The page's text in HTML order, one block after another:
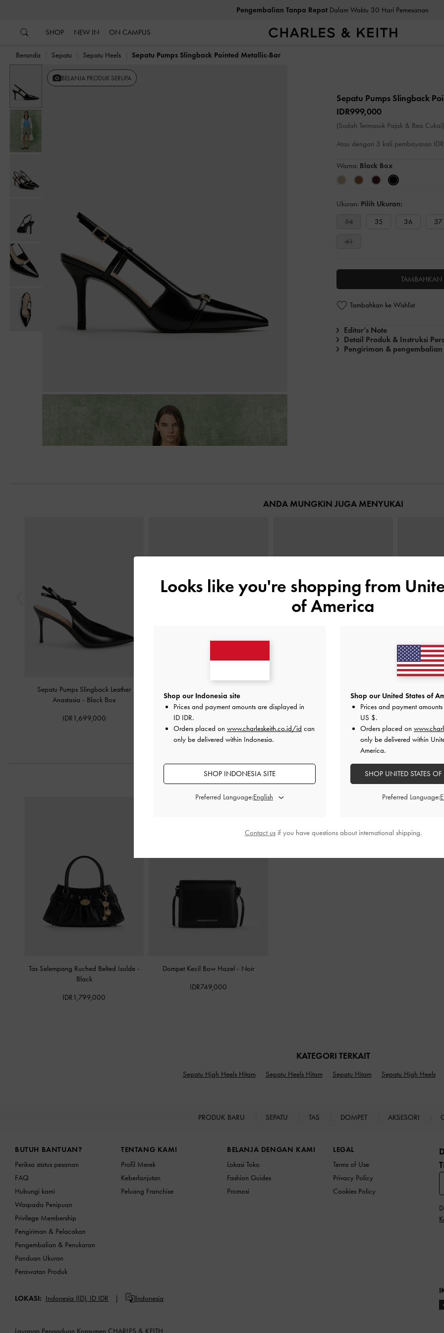
Pengembalian Tanpa RepotDalam Waktu 30 Hari Pemesanan
SHOP NEW IN ON CAMPUS
Beranda Sepatu Sepatu Heels Sepatu Pumps Slingback Pointed Metallic-Bar
BELANJA PRODUK SERUPA
Sepatu Pumps Slingback
IDR999,000
(Sudah Termasuk Pajak & Bea Cukai)
Atau dengan 3 kali pembayaran
Warna: Black Box
Ukuran: Pilih Ukuran:
34
35 36 37
41
TAMBAHKAN
Tambahkan ke Wishlist
Editor’s Note
Detail Produk & Instruksi
Pengiriman & pengembalian
ANDA MUNGKIN JUGA MENYUKAI
Sepatu Pumps Slingback Leather
Anastasia - Black Box
IDR1,699,000
Black Box
IDR1,699,000
PADUKAN DENGAN
Tas Selempang Ruched Belted Isolde -
Black
IDR1,799,000
Dompet Kecil Bow Hazel - Noir
IDR749,000
KATEGORI TERKAIT
Sepatu High Heels Hitam Sepatu Heels Hitam Sepatu Hitam Sepatu High Heels
PRODUK BARU SEPATU TAS DOMPET AKSESORI
BUTUH BANTUAN?
Periksa status pesanan
FAQ
Hubungi kami
Waspada Penipuan
Privilege Membership
Pengiriman & Pelacakan
Pengembalian & Penukaran
Panduan Ukuran
Perawatan Produk
TENTANG KAMI
Profil Merek
Keberlanjutan
Peluang Franchise
BELANJA DENGAN KAMI
Lokasi Toko
Fashion Guides
Promosi
LEGAL
Terms of Use
Privacy Policy
Cookies Policy
LOKASI: Indonesia (ID), ID IDR Indonesia
Layanan Pengaduan Konsumen CHARLES & KEITH
Looks like you're shopping from
of America
Shop our Indonesia site
Prices and payment amounts are displayed in
ID IDR.
Orders placed on www.charleskeith.co.id/id can
only be delivered within Indonesia.
SHOP INDONESIA SITE
Preferred Language:
Shop our United States of
Prices and payment
US $.
Orders placed on
only be delivered within
America.
SHOP UNITED STATES
Preferred Language:
Contact usif you have questions about international shipping.